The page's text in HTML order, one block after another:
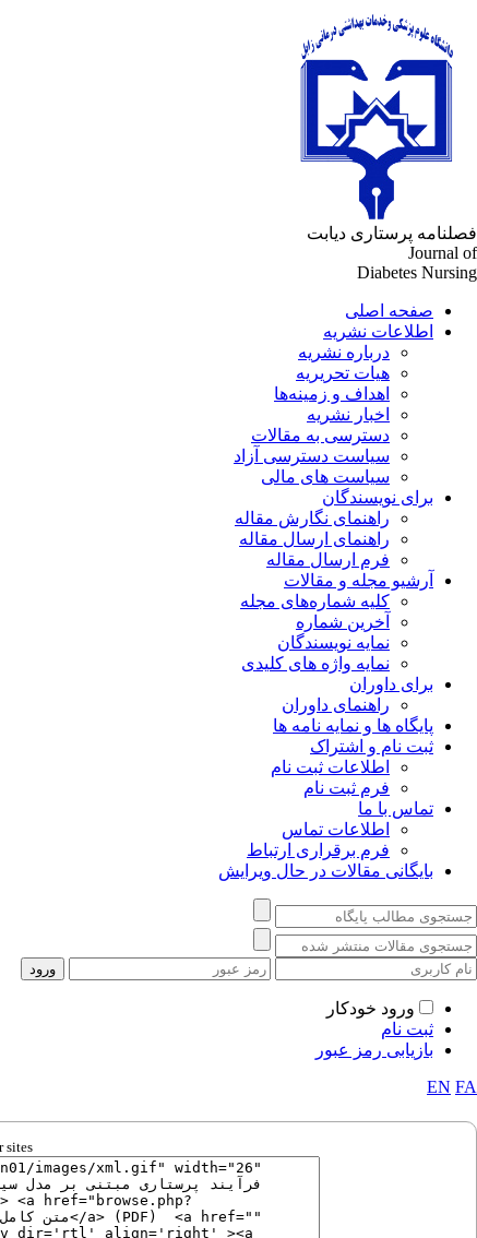
فصلنامه پرستاری دیابت
Journal of
Diabetes Nursing
صفحه اصلی
اطلاعات نشریه
درباره نشریه
هیات تحریریه
اهداف و زمینه‌ها
اخبار نشریه
دسترسی به مقالات
سیاست دسترسی آزاد
سیاست های مالی
برای نویسندگان
راهنمای نگارش مقاله
راهنمای ارسال مقاله
فرم ارسال مقاله
آرشیو مجله و مقالات
کلیه شماره‌های مجله
آخرین شماره
نمایه نویسندگان
نمایه واژه های کلیدی
برای داوران
راهنمای داوران
پایگاه ها و نمایه نامه ها
ثبت نام و اشتراک
اطلاعات ثبت نام
فرم ثبت نام
تماس با ما
اطلاعات تماس
فرم برقراری ارتباط
بایگانی مقالات در حال ویرایش
ورود خودکار
ثبت نام
بازیابی رمز عبور
EN FA
sites